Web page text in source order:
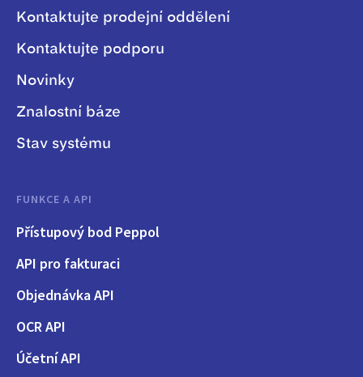
Kontaktujte prodejní oddělení
Kontaktujte podporu
Novinky
Znalostní báze
Stav systému
FUNKCE A API
Přístupový bod Peppol
API pro fakturaci
Objednávka API
OCR API
Účetní API